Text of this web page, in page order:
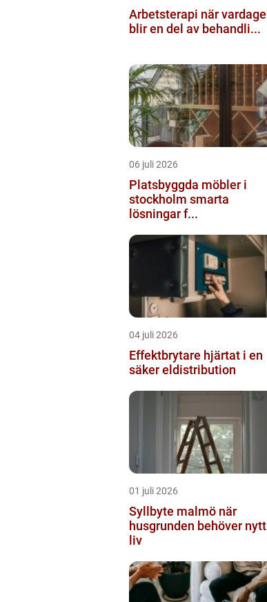
Arbetsterapi när vardagen
blir en del av behandli...
06 juli 2026
Platsbyggda möbler i
stockholm smarta
lösningar f...
04 juli 2026
Effektbrytare hjärtat i en
säker eldistribution
01 juli 2026
Syllbyte malmö när
husgrunden behöver nytt
liv